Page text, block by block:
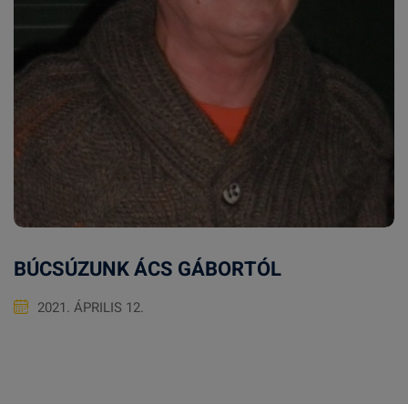
BÚCSÚZUNK ÁCS GÁBORTÓL
2021. ÁPRILIS 12.